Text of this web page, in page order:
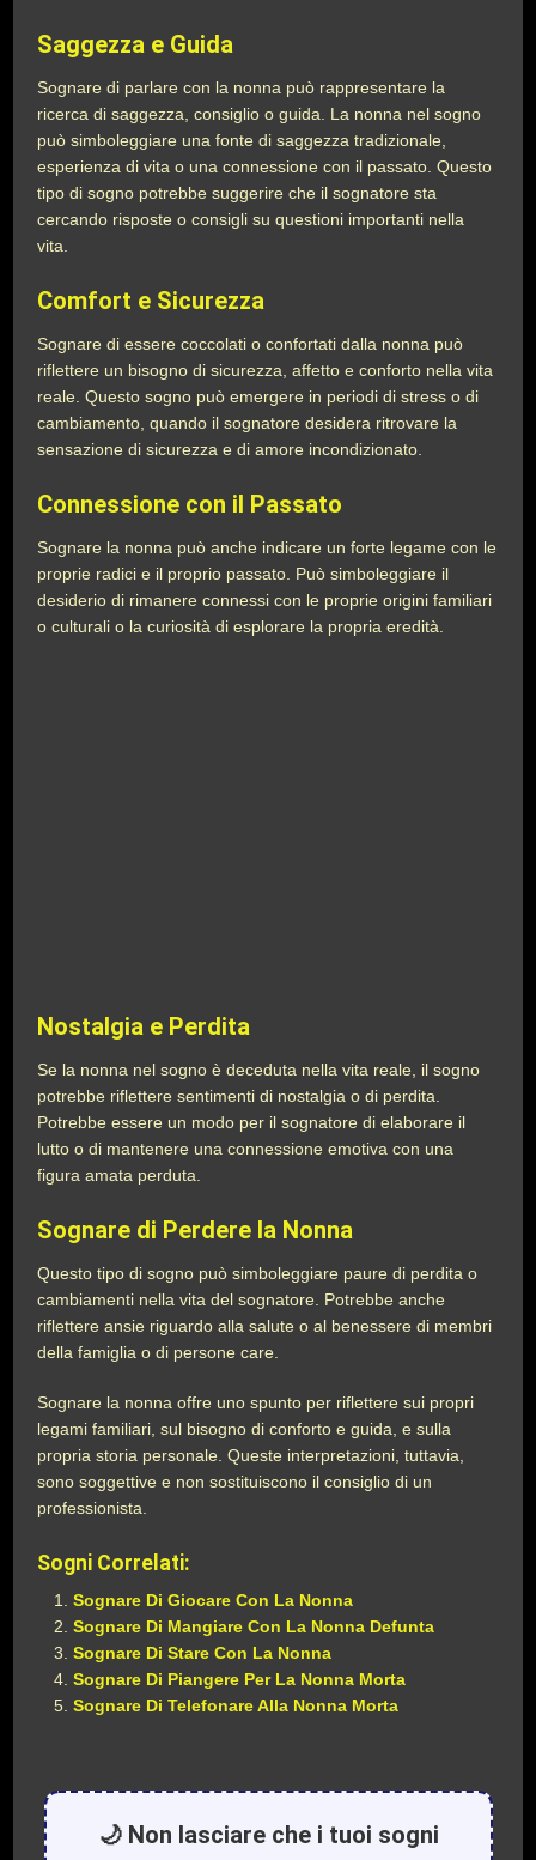
Saggezza e Guida
Sognare di parlare con la nonna può rappresentare la
ricerca di saggezza, consiglio o guida. La nonna nel sogno
può simboleggiare una fonte di saggezza tradizionale,
esperienza di vita o una connessione con il passato. Questo
tipo di sogno potrebbe suggerire che il sognatore sta
cercando risposte o consigli su questioni importanti nella
vita.
Comfort e Sicurezza
Sognare di essere coccolati o confortati dalla nonna può
riflettere un bisogno di sicurezza, affetto e conforto nella vita
reale. Questo sogno può emergere in periodi di stress o di
cambiamento, quando il sognatore desidera ritrovare la
sensazione di sicurezza e di amore incondizionato.
Connessione con il Passato
Sognare la nonna può anche indicare un forte legame con le
proprie radici e il proprio passato. Può simboleggiare il
desiderio di rimanere connessi con le proprie origini familiari
o culturali o la curiosità di esplorare la propria eredità.
Nostalgia e Perdita
Se la nonna nel sogno è deceduta nella vita reale, il sogno
potrebbe riflettere sentimenti di nostalgia o di perdita.
Potrebbe essere un modo per il sognatore di elaborare il
lutto o di mantenere una connessione emotiva con una
figura amata perduta.
Sognare di Perdere la Nonna
Questo tipo di sogno può simboleggiare paure di perdita o
cambiamenti nella vita del sognatore. Potrebbe anche
riflettere ansie riguardo alla salute o al benessere di membri
della famiglia o di persone care.
Sognare la nonna offre uno spunto per riflettere sui propri
legami familiari, sul bisogno di conforto e guida, e sulla
propria storia personale. Queste interpretazioni, tuttavia,
sono soggettive e non sostituiscono il consiglio di un
professionista.
Sogni Correlati:
Sognare Di Giocare Con La Nonna
Sognare Di Mangiare Con La Nonna Defunta
Sognare Di Stare Con La Nonna
Sognare Di Piangere Per La Nonna Morta
Sognare Di Telefonare Alla Nonna Morta
🌙 Non lasciare che i tuoi sogni